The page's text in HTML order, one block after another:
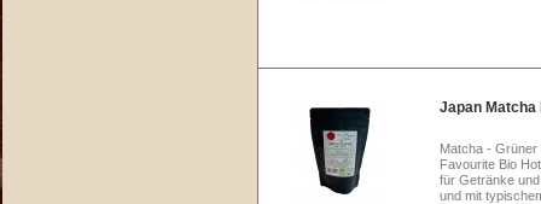
Japan Matcha
Matcha - Grüner
Favourite Bio
für Getränke
und mit